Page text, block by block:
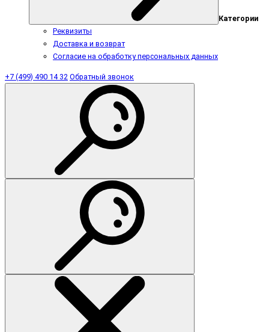
Категории
Реквизиты
Доставка и возврат
Согласие на обработку персональных данных
+7 (499) 490 14 32 Обратный звонок